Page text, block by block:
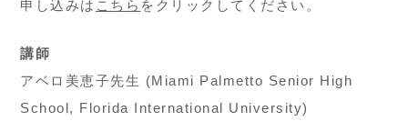
申し込みは こちら をクリックしてください。
講師
アベロ美恵子先生 (Miami Palmetto Senior High
School, Florida International University)